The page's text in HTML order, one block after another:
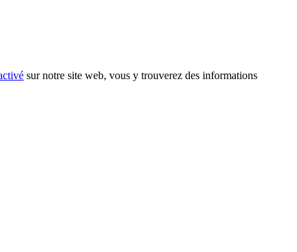
sur notre site web, vous y trouverez des informations